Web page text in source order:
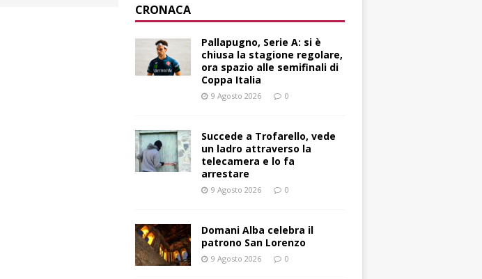
CRONACA
Pallapugno, Serie A: si è
chiusa la stagione regolare,
ora spazio alle semifinali di
Coppa Italia
9 Agosto 2026 0
Succede a Trofarello, vede
un ladro attraverso la
telecamera e lo fa
arrestare
9 Agosto 2026 0
Domani Alba celebra il
patrono San Lorenzo
9 Agosto 2026 0